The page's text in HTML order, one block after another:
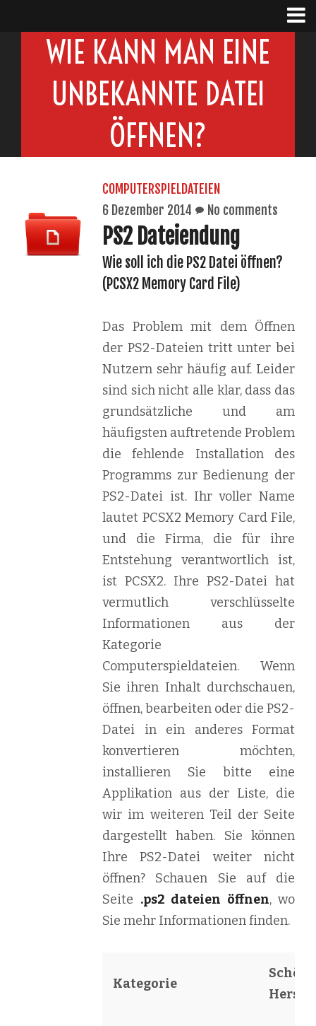
WIE KANN MAN EINE
UNBEKANNTE DATEI
ÖFFNEN?
COMPUTERSPIELDATEIEN
6 Dezember 2014
No comments
PS2 Dateiendung
Wie soll ich die PS2 Datei öffnen?
(PCSX2 Memory Card File)
Das Problem mit dem Öffnen
der PS2-Dateien tritt unter bei
Nutzern sehr häufig auf. Leider
sind sich nicht alle klar, dass das
grundsätzliche und am
häufigsten auftretende Problem
die fehlende Installation des
Programms zur Bedienung der
PS2-Datei ist. Ihr voller Name
lautet PCSX2 Memory Card File,
und die Firma, die für ihre
Entstehung verantwortlich ist,
ist PCSX2. Ihre PS2-Datei hat
vermutlich verschlüsselte
Informationen aus der
Kategorie
Computerspieldateien. Wenn
Sie ihren Inhalt durchschauen,
öffnen, bearbeiten oder die PS2-
Datei in ein anderes Format
konvertieren möchten,
installieren Sie bitte eine
Applikation aus der Liste, die
wir im weiteren Teil der Seite
dargestellt haben. Sie können
Ihre PS2-Datei weiter nicht
öffnen? Schauen Sie auf die
Seite .ps2 dateien öffnen, wo
Sie mehr Informationen finden.
Kategorie